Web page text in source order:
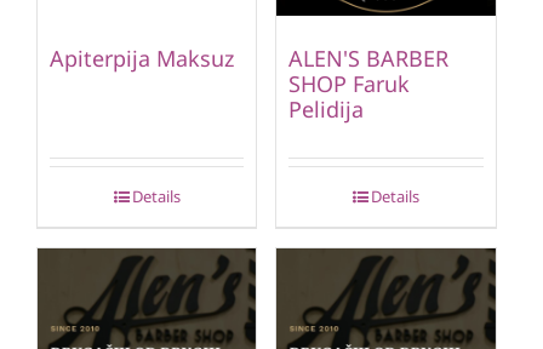
Apiterpija Maksuz
Details
ALEN'S BARBER
SHOP Faruk
Pelidija
Details